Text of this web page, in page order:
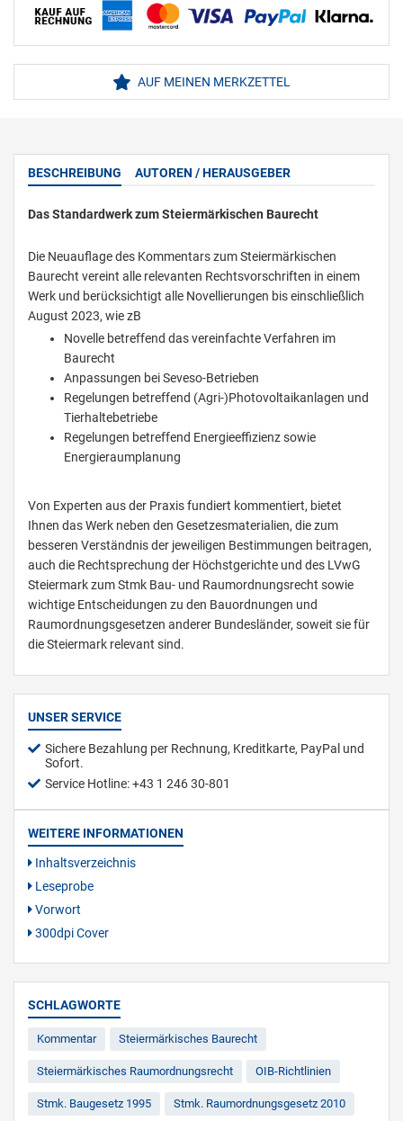
AUF MEINEN MERKZETTEL
BESCHREIBUNG AUTOREN / HERAUSGEBER
Das Standardwerk zum Steiermärkischen Baurecht
Die Neuauflage des Kommentars zum Steiermärkischen
Baurecht vereint alle relevanten Rechtsvorschriften in einem
Werk und berücksichtigt alle Novellierungen bis einschließlich
August 2023, wie zB
Novelle betreffend das vereinfachte Verfahren im
Baurecht
Anpassungen bei Seveso-Betrieben
Regelungen betreffend (Agri-)Photovoltaikanlagen und
Tierhaltebetriebe
Regelungen betreffend Energieeffizienz sowie
Energieraumplanung
Von Experten aus der Praxis fundiert kommentiert, bietet
Ihnen das Werk neben den Gesetzesmaterialien, die zum
besseren Verständnis der jeweiligen Bestimmungen beitragen,
auch die Rechtsprechung der Höchstgerichte und des LVwG
Steiermark zum Stmk Bau- und Raumordnungsrecht sowie
wichtige Entscheidungen zu den Bauordnungen und
Raumordnungsgesetzen anderer Bundesländer, soweit sie für
die Steiermark relevant sind.
UNSER SERVICE
Sichere Bezahlung per Rechnung, Kreditkarte, PayPal und
Sofort.
Service Hotline: +43 1 246 30-801
WEITERE INFORMATIONEN
Inhaltsverzeichnis
Leseprobe
Vorwort
300dpi Cover
SCHLAGWORTE
Kommentar Steiermärkisches Baurecht
Steiermärkisches Raumordnungsrecht OIB-Richtlinien
Stmk. Baugesetz 1995 Stmk. Raumordnungsgesetz 2010